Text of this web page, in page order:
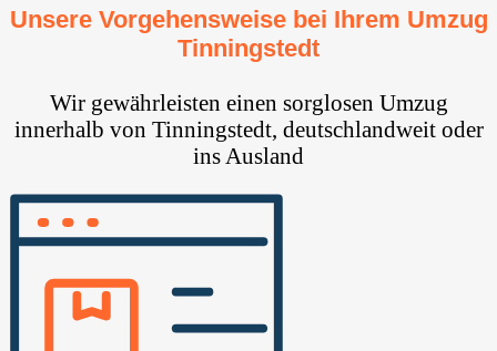
Unsere Vorgehensweise bei Ihrem Umzug
Tinningstedt
Wir gewährleisten einen sorglosen Umzug
innerhalb von Tinningstedt, deutschlandweit oder
ins Ausland